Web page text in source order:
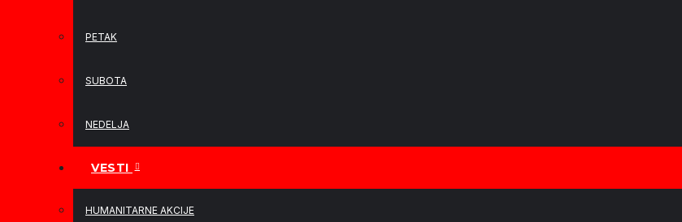
PETAK
SUBOTA
NEDELJA
VESTI
HUMANITARNE AKCIJE